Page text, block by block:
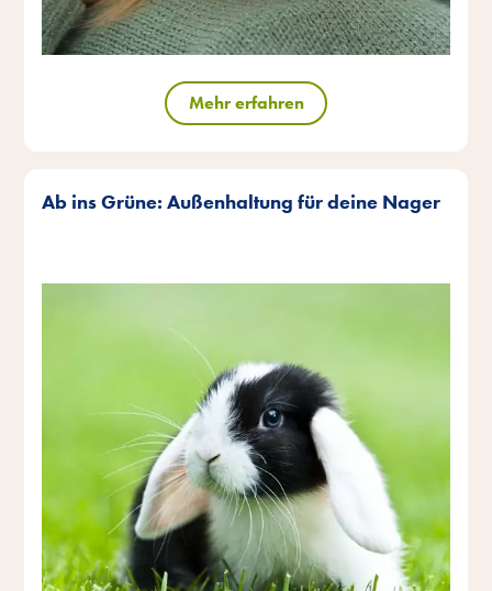
Mehr erfahren
Ab ins Grüne: Außenhaltung für deine Nager